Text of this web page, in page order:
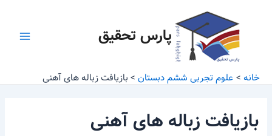
پارس تحقیق
خانه علوم تجربی ششم دبستان بازیافت زباله های آهنی
بازیافت زباله های آهنی